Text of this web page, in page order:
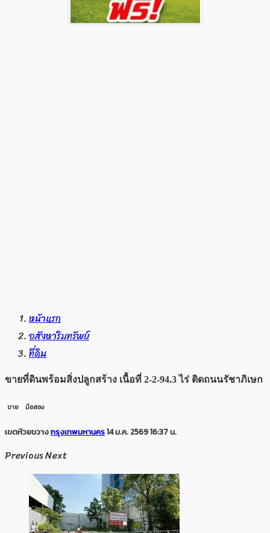
หน้าแรก
อสังหาริมทรัพย์
ที่ดิน
ขายที่ดินพร้อมสิ่งปลูกสร้าง เนื้อที่ 2-2-94.3 ไร่ ติดถนนรัชาภิเษก
ขาย มือสอง
เขตห้วยขวางกรุงเทพมหานคร14 ม.ค. 2569 16:37 น.
PreviousNext